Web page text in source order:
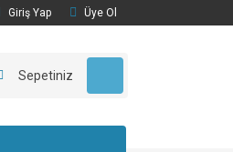
Giriş Yap Üye Ol
Sepetiniz